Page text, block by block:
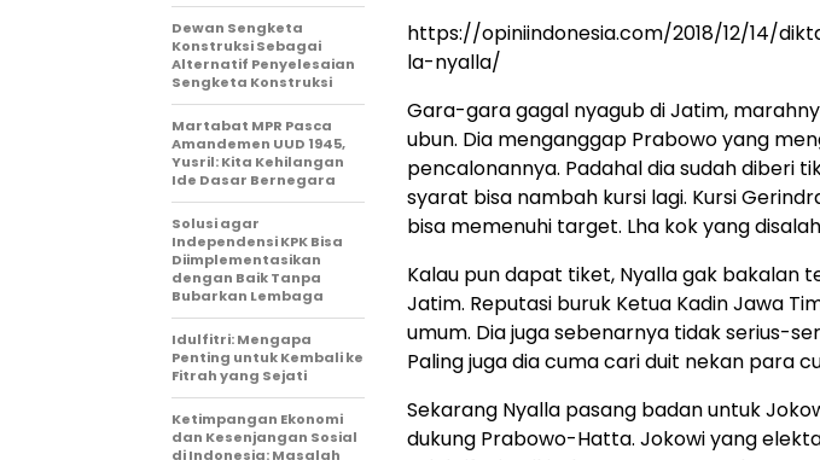
https://opiniindonesia.com/2018/12/14/
la-nyalla/
Gara-gara gagal nyagub di Jatim,
ubun. Dia menganggap Prabowo yang
pencalonannya. Padahal dia sudah diberi
syarat bisa nambah kursi lagi. Kursi
bisa memenuhi target. Lha kok yang
Kalau pun dapat tiket, Nyalla gak bakalan
Jatim. Reputasi buruk Ketua Kadin Jawa
umum. Dia juga sebenarnya tidak serius-
Paling juga dia cuma cari duit nekan para
Sekarang Nyalla pasang badan untuk
dukung Prabowo-Hatta. Jokowi yang
Dewan Sengketa
Konstruksi Sebagai
Alternatif Penyelesaian
Sengketa Konstruksi
Martabat MPR Pasca
Amandemen UUD 1945,
Yusril: Kita Kehilangan
Ide Dasar Bernegara
Solusi agar
Independensi KPK Bisa
Diimplementasikan
dengan Baik Tanpa
Bubarkan Lembaga
Idulfitri: Mengapa
Penting untuk Kembali ke
Fitrah yang Sejati
Ketimpangan Ekonomi
dan Kesenjangan Sosial
di Indonesia: Masalah